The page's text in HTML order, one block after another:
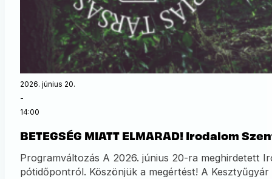
2026. június 20.
-
14:00
BETEGSÉG MIATT ELMARAD! Irodalom
Programváltozás A 2026. június 20-ra meghirdetett
pótidőpontról. Köszönjük a megértést! A